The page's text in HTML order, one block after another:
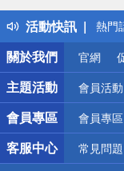
活動快訊
得獎
熱門
銀行
偏遠
詐騙
關於我們
官網
主題活動 會員活動
會員專區 會員專區
客服中心 常見問題